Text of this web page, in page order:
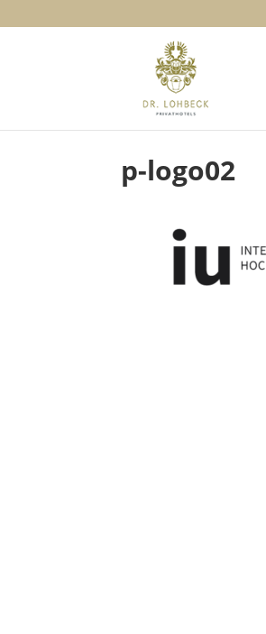
p-logo02